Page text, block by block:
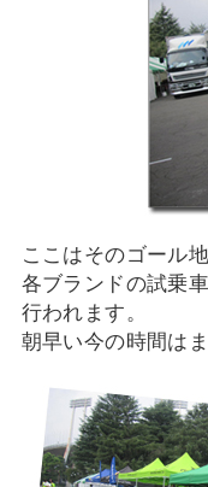
ここはそのゴール地
各ブランドの試乗
行われます。
朝早い今の時間は